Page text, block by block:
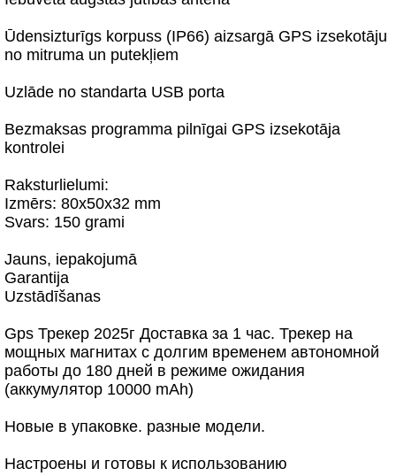
Ūdensizturīgs korpuss (IP66) aizsargā GPS izsekotāju
no mitruma un putekļiem
Uzlāde no standarta USB porta
Bezmaksas programma pilnīgai GPS izsekotāja
kontrolei
Raksturlielumi:
Izmērs: 80x50x32 mm
Svars: 150 grami
Jauns, iepakojumā
Garantija
Uzstādīšanas
Gps Трекер 2025г Доставка за 1 час. Трекер на
мощных магнитах с долгим временем автономной
работы до 180 дней в режиме ожидания
(аккумулятор 10000 mAh)
Новые в упаковке. разные модели.
Настроены и готовы к использованию